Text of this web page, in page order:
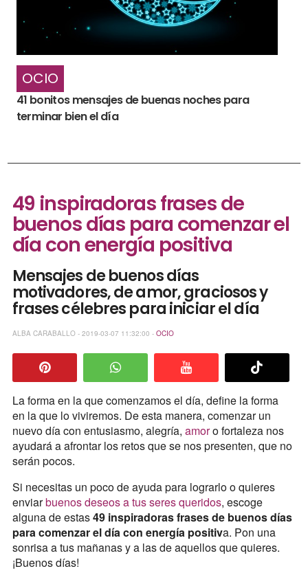
OCIO
41 bonitos mensajes de buenas noches para
terminar bien el día
49 inspiradoras frases de
buenos días para comenzar el
día con energía positiva
Mensajes de buenos días
motivadores, de amor, graciosos y
frases célebres para iniciar el día
ALBA CARABALLO - 2019-03-07 11:32:00 - OCIO
La forma en la que comenzamos el día, define la forma
en la que lo viviremos. De esta manera, comenzar un
nuevo día con entusiasmo, alegría, amoro fortaleza nos
ayudará a afrontar los retos que se nos presenten, que no
serán pocos.
Si necesitas un poco de ayuda para lograrlo o quieres
enviarbuenos deseos a tus seres queridos, escoge
alguna de estas49 inspiradoras frases de buenos días
para comenzar el día con energía positiva. Pon una
sonrisa a tus mañanas y a las de aquellos que quieres.
¡Buenos días!